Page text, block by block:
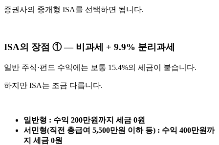
증권사의 중개형 ISA를 선택하면 됩니다.
ISA의 장점 ① — 비과세 + 9.9% 분리과세
일반 주식·펀드 수익에는 보통 15.4%의 세금이 붙습니다.
하지만 ISA는 조금 다릅니다.
일반형 : 수익 200만원까지 세금 0원
서민형(직전 총급여 5,500만원 이하 등) : 수익 400만원까
지 세금 0원